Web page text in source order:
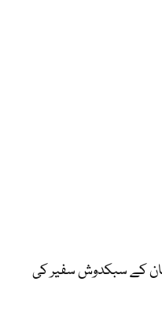
کے سبکدوش سفیر کی